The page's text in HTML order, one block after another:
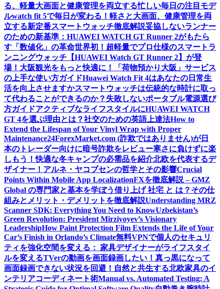
る、軽量大画面と健康管理を両立する忙しい毎日の注目モデ
ルwatch fit 5で毎日が変わる！軽さと大画面、健康管理を両
立する新定番スマートウォッチ徹底解説妥協しないランナー
のための新基準：HUAWEI WATCH GT Runner 2がもたら
す「数値化」の革命世界初！超軽量でプロ仕様のスマートラ
ンニングウォッチ【HUAWEI Watch GT Runner 2】が登
場！ 大阪観光をもっと快適に！「荷物預かり大阪」サービス
の上手な使い方ガイドHuawei Watch Fit 4はあなたの日常生
活を向上させますかスマートウォッチは伝統的な時計に取っ
て代わることができるのか？ 失敗しないポータブル電源選び
方ガイドアクティブなライフスタイルにHUAWEI WATCH
GT 4を選ぶ理由とは？社交のための英語上達法How to
Extend the Lifespan of Your Vinyl Wrap with Proper
Maintenance24ForexMarket.com (詐欺ではありません)が日
本のトレーダー向けに暗号詐欺をレビュー寒さに負けずに楽
しもう！快適な冬キャンプの必需品を紹介北欧を代表するデ
ザイナー！アルネ・ヤコブセンの哲学とその影響Crucial
Points Within Mobile App LocalizationFXを徹底解説 – GMZ
Global の専門家と基本を学ぼう借り上げ 社宅 と は？その仕
組みとメリット・デメリットを徹底解説Understanding MRZ
Scanner SDK: Everything You Need to KnowUzbekistan’s
Green Revolution: President Mirziyoyev’s Visionary
LeadershipHow Paint Protection Film Extends the Life of Your
Car’s Finish in Orlando’s Climate無料VPNで個人のセキュリ
ティを強化空間を変える： 家具デザイナーがライフスタイ
ルを変えるTVerの動画を画面録画したい！真っ黒になって
画面録画できない状況を回避！ 自然と共生する北欧家具のイ
ンテリアコーディネート術Manual vs. Automated Testing: A